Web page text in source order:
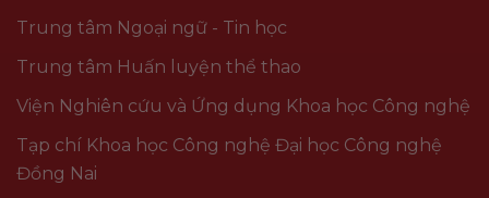
Trung tâm Ngoại ngữ - Tin học
Trung tâm Huấn luyện thể thao
Viện Nghiên cứu và Ứng dụng Khoa học Công nghệ
Tạp chí Khoa học Công nghệ Đại học Công nghệ
Đồng Nai